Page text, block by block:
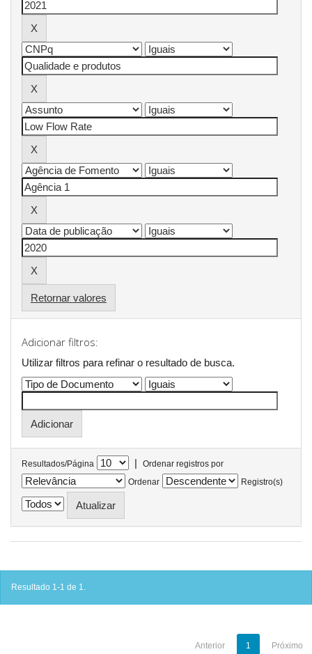
Retornar valores
Adicionar filtros:
Utilizar filtros para refinar o resultado de busca.
Resultados/Página |
Ordenar registros por
Ordenar
Registro(s)
Resultado 1-1 de 1.
Anterior 1 Próximo